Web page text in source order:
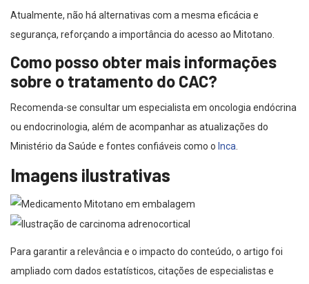
Atualmente, não há alternativas com a mesma eficácia e
segurança, reforçando a importância do acesso ao Mitotano.
Como posso obter mais informações
sobre o tratamento do CAC?
Recomenda-se consultar um especialista em oncologia endócrina
ou endocrinologia, além de acompanhar as atualizações do
Ministério da Saúde e fontes confiáveis como o Inca.
Imagens ilustrativas
Para garantir a relevância e o impacto do conteúdo, o artigo foi
ampliado com dados estatísticos, citações de especialistas e